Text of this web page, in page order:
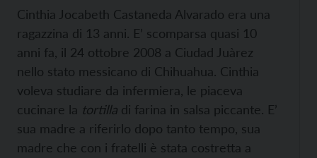
Cinthia Jocabeth Castaneda Alvarado era una
ragazzina di 13 anni. E’ scomparsa quasi 10
anni fa, il 24 ottobre 2008 a Ciudad Juàrez
nello stato messicano di Chihuahua. Cinthia
voleva studiare da infermiera, le piaceva
cucinare la tortilla di farina in salsa piccante. E’
sua madre a riferirlo dopo tanto tempo, sua
madre che con i fratelli è stata costretta a